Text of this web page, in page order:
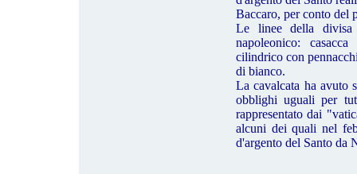
Baccaro, per conto del
Le linee della divisa
napoleonico:
cilindrico con
di bianco.
La cavalcata ha avuto
obblighi uguali per
rappresentato dai
alcuni dei quali nel
d'argento del Santo da